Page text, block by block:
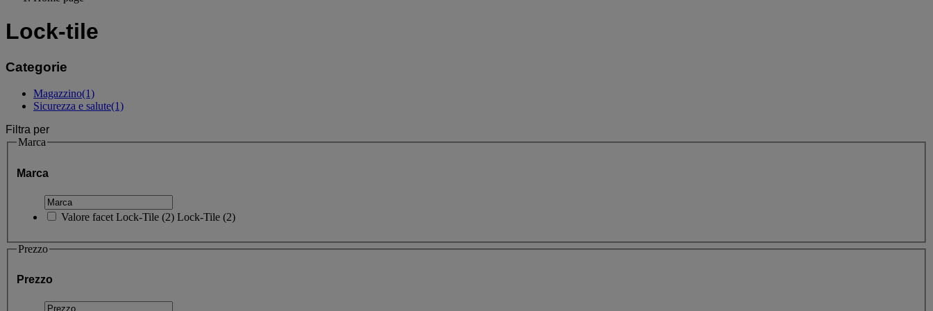
Lock-tile
Categorie
Magazzino(1)
Sicurezza e salute(1)
Filtra per
Marca
Marca
Valore facet Lock-Tile (2) Lock-Tile (2)
Prezzo
Prezzo